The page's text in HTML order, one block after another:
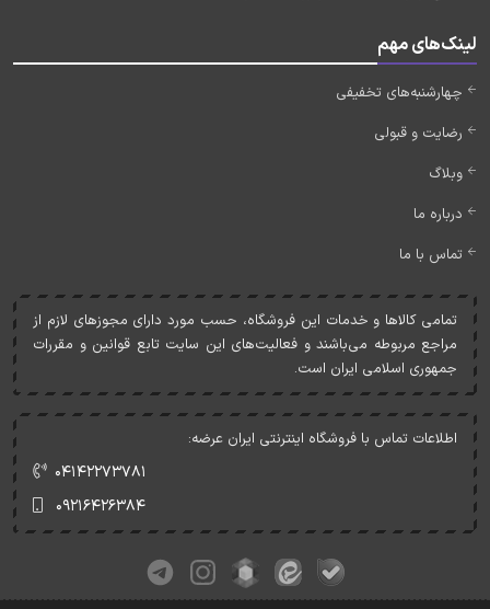
لینک‌های مهم
چهارشنبه‌های تخفیفی
رضایت و قبولی
وبلاگ
درباره ما
تماس با ما
تمامی کالاها و خدمات اين فروشگاه، حسب مورد دارای مجوزهای لازم از
مراجع مربوطه می‌باشند و فعاليت‌های اين سايت تابع قوانين و مقررات
جمهوری اسلامی ايران است.
اطلاعات تماس با فروشگاه اینترنتی ایران عرضه:
۰۴۱۴۲۲۷۳۷۸۱
۰۹۲۱۶۴۲۶۳۸۴